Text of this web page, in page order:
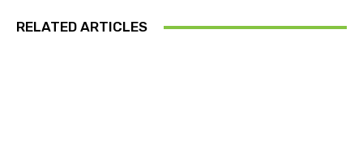
RELATED ARTICLES